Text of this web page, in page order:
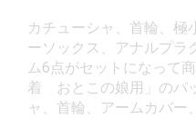
カチューシャ、首輪、極
ーソックス、アナルプラ
ム6点がセットになって
着 おとこの娘用」のパ
ャ、首輪、アームカバー